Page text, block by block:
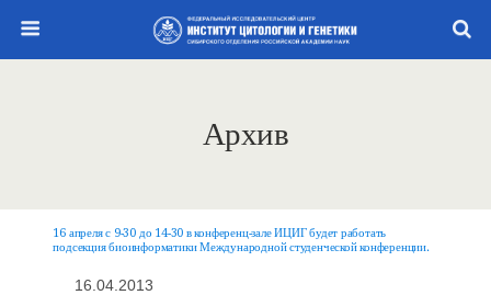
Архив
16 апреля с 9-30 до 14-30 в конференц-зале ИЦИГ будет работать
подсекция биоинформатики Международной студенческой конференции.
16.04.2013